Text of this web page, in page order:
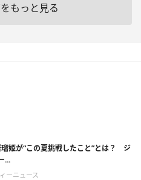
もっと見る
瑠姫が“この夏挑戦したこと”とは？ ジ
...
ーニュース